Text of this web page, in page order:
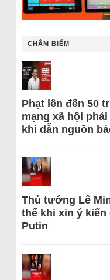
CHÂM BIẾM
Phạt lên đến 50
mạng xã hội
khi dẫn nguồn
Thủ tướng Lê
thể khi xin ý
Putin